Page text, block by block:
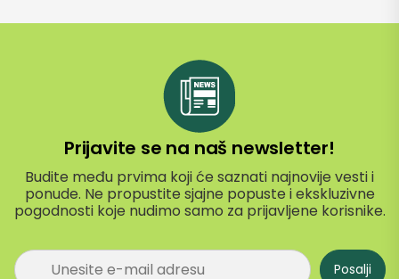
Prijavite se na naš newsletter!
Budite među prvima koji će saznati najnovije vesti i
ponude. Ne propustite sjajne popuste i ekskluzivne
pogodnosti koje nudimo samo za prijavljene korisnike.
P
r
Posalji